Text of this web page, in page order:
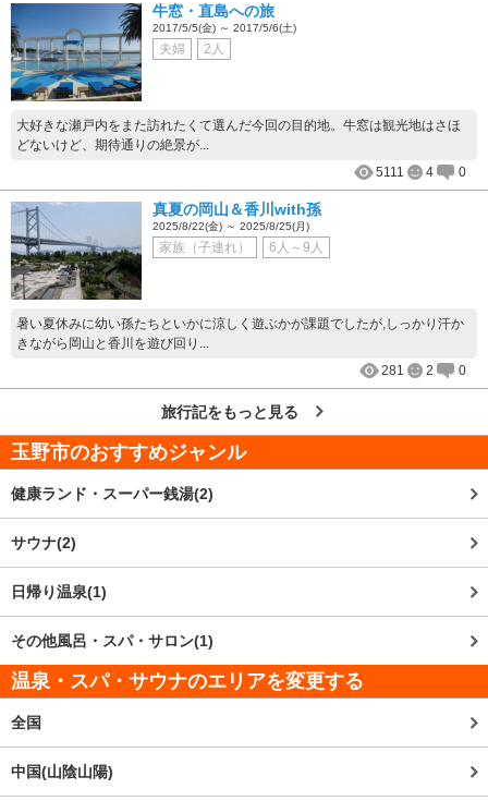
牛窓・直島への旅
2017/5/5(金) ～ 2017/5/6(土)
夫婦 2人
大好きな瀬戸内をまた訪れたくて選んだ今回の目的地。牛窓は観光地はさほ
どないけど、期待通りの絶景が...
5111
4 0
真夏の岡山＆香川with孫
2025/8/22(金) ～ 2025/8/25(月)
家族（子連れ） 6人～9人
暑い夏休みに幼い孫たちといかに涼しく遊ぶかが課題でしたが,しっかり汗か
きながら岡山と香川を遊び回り...
281
2 0
旅行記をもっと見る
玉野市のおすすめジャンル
健康ランド・スーパー銭湯(2)
サウナ(2)
日帰り温泉(1)
その他風呂・スパ・サロン(1)
温泉・スパ・サウナのエリアを変更する
全国
中国(山陰山陽)